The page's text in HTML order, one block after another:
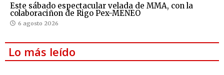
Este sábado espectacular velada de MMA, con la
colaboraciñon de Rigo Pex-MENEO
6 agosto 2026
Lo más leído